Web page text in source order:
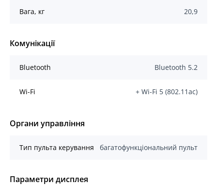
Вага, кг 20,9
Комунікації
Bluetooth Bluetooth 5.2
Wi-Fi + Wi-Fi 5 (802.11ac)
Органи управління
Тип пульта керування багатофункціональний пульт
Параметри дисплея